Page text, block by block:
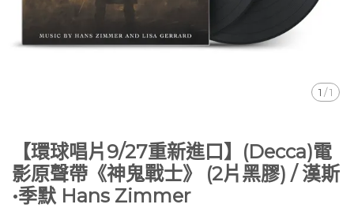
1 /1
【環球唱片9/27重新進口】(Decca)電
影原聲帶《神鬼戰士》 (2片黑膠) / 漢斯
•季默 Hans Zimmer